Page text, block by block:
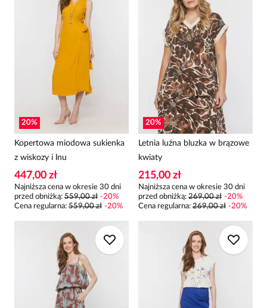
20%
Kopertowa miodowa sukienka
z wiskozy i lnu
447,00 zł
Najniższa cena w okresie 30 dni
przed obniżką: 559,00 zł -20%
Cena regularna: 559,00 zł -20%
20%
Letnia luźna bluzka w brązowe
kwiaty
215,00 zł
Najniższa cena w okresie 30 dni
przed obniżką: 269,00 zł -20%
Cena regularna: 269,00 zł -20%